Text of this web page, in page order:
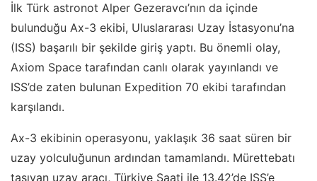
İlk Türk astronot Alper Gezeravcı’nın da içinde
bulunduğu Ax-3 ekibi, Uluslararası Uzay İstasyonu’na
(ISS) başarılı bir şekilde giriş yaptı. Bu önemli olay,
Axiom Space tarafından canlı olarak yayınlandı ve
ISS’de zaten bulunan Expedition 70 ekibi tarafından
karşılandı.
Ax-3 ekibinin operasyonu, yaklaşık 36 saat süren bir
uzay yolculuğunun ardından tamamlandı. Mürettebatı
taşıyan uzay aracı, Türkiye Saati ile 13.42’de ISS’e